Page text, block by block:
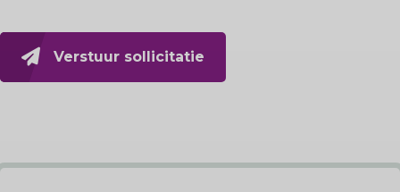
Verstuur sollicitatie